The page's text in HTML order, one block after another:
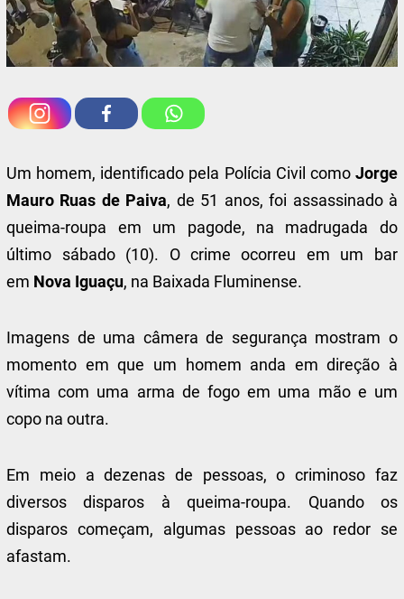
Um homem, identificado pela Polícia Civil como Jorge
Mauro Ruas de Paiva, de 51 anos, foi assassinado à
queima-roupa em um pagode, na madrugada do
último sábado (10). O crime ocorreu em um bar
em Nova Iguaçu, na Baixada Fluminense.
Imagens de uma câmera de segurança mostram o
momento em que um homem anda em direção à
vítima com uma arma de fogo em uma mão e um
copo na outra.
Em meio a dezenas de pessoas, o criminoso faz
diversos disparos à queima-roupa. Quando os
disparos começam, algumas pessoas ao redor se
afastam.